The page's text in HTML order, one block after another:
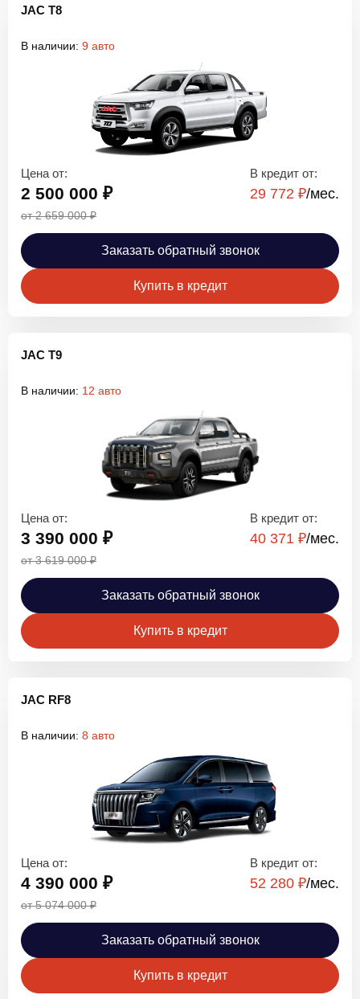
JAC T8
В наличии: 9 авто
Цена от:
2 500 000 ₽
от 2 659 000 ₽
В кредит от:
29 772 ₽/мec.
Заказать обратный звонок
Купить в кредит
JAC T9
В наличии: 12 авто
Цена от:
3 390 000 ₽
от 3 619 000 ₽
В кредит от:
40 371 ₽/мec.
Заказать обратный звонок
Купить в кредит
JAC RF8
В наличии: 8 авто
Цена от:
4 390 000 ₽
от 5 074 000 ₽
В кредит от:
52 280 ₽/мec.
Заказать обратный звонок
Купить в кредит